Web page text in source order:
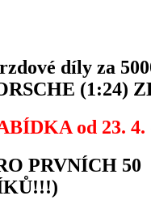
díly za
(1:24)
od 23. 4.
PRVNÍCH 50